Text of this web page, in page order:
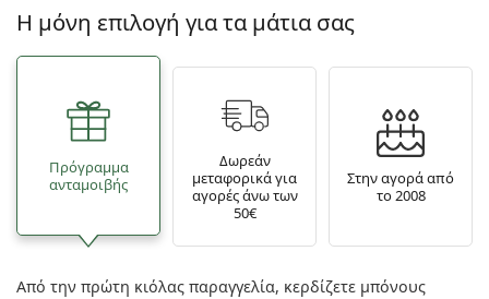
Η μόνη επιλογή για τα μάτια σας
Πρόγραμμα
ανταμοιβής
Δωρεάν
μεταφορικά για
αγορές άνω των
50€
Στην αγορά από
το 2008
Από την πρώτη κιόλας παραγγελία, κερδίζετε μπόνους